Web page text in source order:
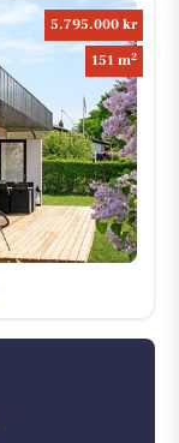
5.795.000 kr
151 m2